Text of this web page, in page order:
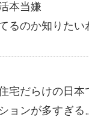
本当嫌
るのか知りたい
宅だらけの日本
ョンが多すぎる